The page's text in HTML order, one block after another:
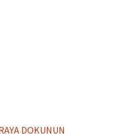
DOKUNUN